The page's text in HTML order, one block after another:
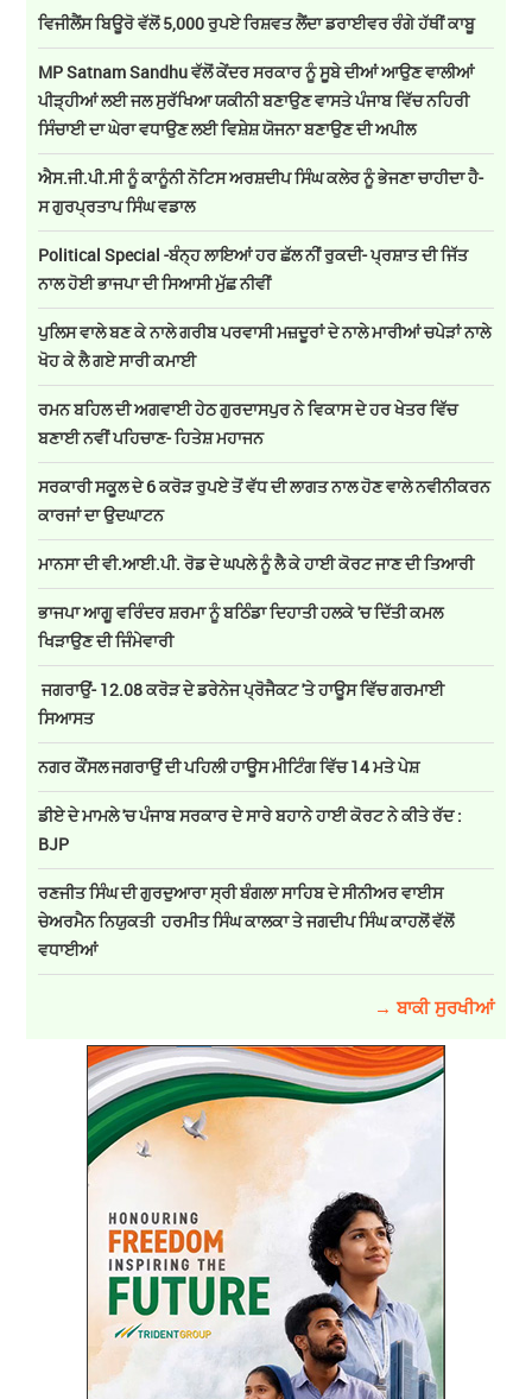
ਵਿਜੀਲੈਂਸ ਬਿਊਰੋ ਵੱਲੋਂ 5,000 ਰੁਪਏ ਰਿਸ਼ਵਤ ਲੈਂਦਾ ਡਰਾਈਵਰ ਰੰਗੇ ਹੱਥੀਂ ਕਾਬੂ
MP Satnam Sandhu ਵੱਲੋਂ ਕੇਂਦਰ ਸਰਕਾਰ ਨੂੰ ਸੂਬੇ ਦੀਆਂ ਆਉਣ ਵਾਲੀਆਂ
ਪੀੜ੍ਹੀਆਂ ਲਈ ਜਲ ਸੁਰੱਖਿਆ ਯਕੀਨੀ ਬਣਾਉਣ ਵਾਸਤੇ ਪੰਜਾਬ ਵਿੱਚ ਨਹਿਰੀ
ਸਿੰਚਾਈ ਦਾ ਘੇਰਾ ਵਧਾਉਣ ਲਈ ਵਿਸ਼ੇਸ਼ ਯੋਜਨਾ ਬਣਾਉਣ ਦੀ ਅਪੀਲ
ਐਸ.ਜੀ.ਪੀ.ਸੀ ਨੂੰ ਕਾਨੂੰਨੀ ਨੋਟਿਸ ਅਰਸ਼ਦੀਪ ਸਿੰਘ ਕਲੇਰ ਨੂੰ ਭੇਜਣਾ ਚਾਹੀਦਾ ਹੈ-
ਸ ਗੁਰਪ੍ਰਤਾਪ ਸਿੰਘ ਵਡਾਲ
Political Special -ਬੰਨ੍ਹ ਲਾਇਆਂ ਹਰ ਛੱਲ ਨੀਂ ਰੁਕਦੀ- ਪ੍ਰਸ਼ਾਤ ਦੀ ਜਿੱਤ
ਨਾਲ ਹੋਈ ਭਾਜਪਾ ਦੀ ਸਿਆਸੀ ਮੁੱਛ ਨੀਵੀਂ
ਪੁਲਿਸ ਵਾਲੇ ਬਣ ਕੇ ਨਾਲੇ ਗਰੀਬ ਪਰਵਾਸੀ ਮਜ਼ਦੂਰਾਂ ਦੇ ਨਾਲੇ ਮਾਰੀਆਂ ਚਪੇੜਾਂ ਨਾਲੇ
ਖੋਹ ਕੇ ਲੈ ਗਏ ਸਾਰੀ ਕਮਾਈ
ਰਮਨ ਬਹਿਲ ਦੀ ਅਗਵਾਈ ਹੇਠ ਗੁਰਦਾਸਪੁਰ ਨੇ ਵਿਕਾਸ ਦੇ ਹਰ ਖੇਤਰ ਵਿੱਚ
ਬਣਾਈ ਨਵੀਂ ਪਹਿਚਾਣ- ਹਿਤੇਸ਼ ਮਹਾਜਨ
ਸਰਕਾਰੀ ਸਕੂਲ ਦੇ 6 ਕਰੋੜ ਰੁਪਏ ਤੋਂ ਵੱਧ ਦੀ ਲਾਗਤ ਨਾਲ ਹੋਣ ਵਾਲੇ ਨਵੀਨੀਕਰਨ
ਕਾਰਜਾਂ ਦਾ ਉਦਘਾਟਨ
ਮਾਨਸਾ ਦੀ ਵੀ.ਆਈ.ਪੀ. ਰੋਡ ਦੇ ਘਪਲੇ ਨੂੰ ਲੈ ਕੇ ਹਾਈ ਕੋਰਟ ਜਾਣ ਦੀ ਤਿਆਰੀ
ਭਾਜਪਾ ਆਗੂ ਵਰਿੰਦਰ ਸ਼ਰਮਾ ਨੂੰ ਬਠਿੰਡਾ ਦਿਹਾਤੀ ਹਲਕੇ 'ਚ ਦਿੱਤੀ ਕਮਲ
ਖਿੜਾਉਣ ਦੀ ਜਿੰਮੇਵਾਰੀ
ਜਗਰਾਉਂ- 12.08 ਕਰੋੜ ਦੇ ਡਰੇਨੇਜ ਪ੍ਰੋਜੈਕਟ 'ਤੇ ਹਾਊਸ ਵਿੱਚ ਗਰਮਾਈ
ਸਿਆਸਤ
ਨਗਰ ਕੌਂਸਲ ਜਗਰਾਉਂ ਦੀ ਪਹਿਲੀ ਹਾਊਸ ਮੀਟਿੰਗ ਵਿੱਚ 14 ਮਤੇ ਪੇਸ਼
ਡੀਏ ਦੇ ਮਾਮਲੇ 'ਚ ਪੰਜਾਬ ਸਰਕਾਰ ਦੇ ਸਾਰੇ ਬਹਾਨੇ ਹਾਈ ਕੋਰਟ ਨੇ ਕੀਤੇ ਰੱਦ :
BJP
ਰਣਜੀਤ ਸਿੰਘ ਦੀ ਗੁਰਦੁਆਰਾ ਸ੍ਰੀ ਬੰਗਲਾ ਸਾਹਿਬ ਦੇ ਸੀਨੀਅਰ ਵਾਈਸ
ਚੇਅਰਮੈਨ ਨਿਯੁਕਤੀ ਹਰਮੀਤ ਸਿੰਘ ਕਾਲਕਾ ਤੇ ਜਗਦੀਪ ਸਿੰਘ ਕਾਹਲੋਂ ਵੱਲੋਂ
ਵਧਾਈਆਂ
→ ਬਾਕੀ ਸੁਰਖੀਆਂ